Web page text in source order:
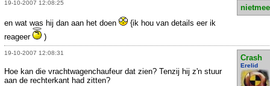
19-10-2007 12:08:25
en wat was hij dan aan het doen
{ik hou van details eer ik
reageer
)
19-10-2007 12:08:31
Crash
Erelid
Hoe kan die vrachtwagenchaufeur dat zien? Tenzij hij z'n stuur
aan de rechterkant had zitten?